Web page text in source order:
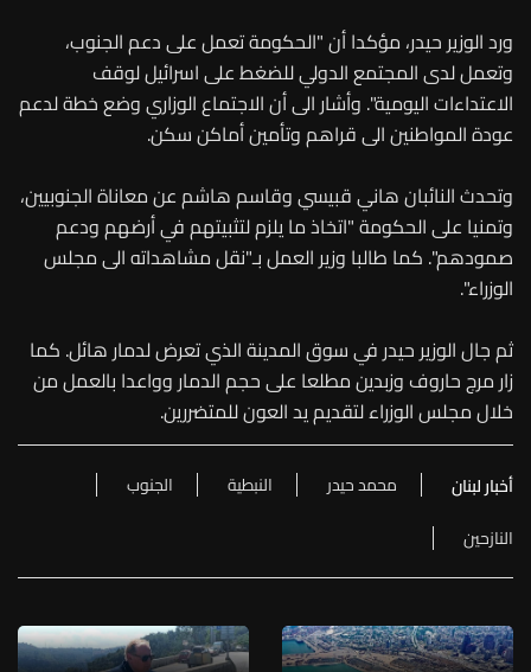
ورد الوزير حيدر، مؤكدا أن "الحكومة تعمل على دعم الجنوب،
وتعمل لدى المجتمع الدولي للضغط على اسرائيل لوقف
الاعتداءات اليومية". وأشار الى أن الاجتماع الوزاري وضع خطة لدعم
عودة المواطنين الى قراهم وتأمين أماكن سكن.
وتحدث النائبان هاني قبيسي وقاسم هاشم عن معاناة الجنوبيين،
وتمنيا على الحكومة "اتخاذ ما يلزم لتثبيتهم في أرضهم ودعم
صمودهم". كما طالبا وزير العمل بـ"نقل مشاهداته الى مجلس
الوزراء".
ثم جال الوزير حيدر في سوق المدينة الذي تعرض لدمار هائل. كما
زار مرج حاروف وزبدين مطلعا على حجم الدمار وواعدا بالعمل من
خلال مجلس الوزراء لتقديم يد العون للمتضررين.
أخبار لبنان محمد حيدر النبطية
الجنوب
النازحين